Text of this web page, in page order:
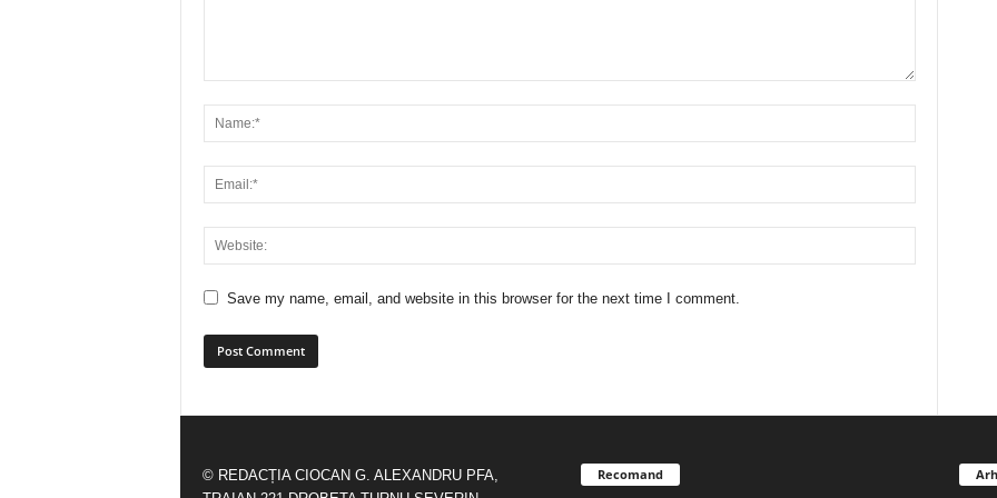
Save my name, email, and website in this browser for the next time I comment.
© REDACȚIA CIOCAN G. ALEXANDRU PFA,
Recomand